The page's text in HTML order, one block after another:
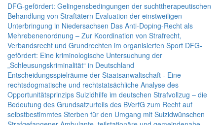
DFG-gefördert: Gelingensbedingungen der suchttherapeutischen
Behandlung von Straftätern Evaluation der einstweiligen
Unterbringung in Niedersachsen Das Anti-Doping-Recht als
Mehrebenenordnung – Zur Koordination von Strafrecht,
Verbandsrecht und Grundrechten im organisierten Sport DFG-
gefördert: Eine kriminologische Untersuchung der
„Schleusungskriminalität“ in Deutschland
Entscheidungsspielräume der Staatsanwaltschaft - Eine
rechtsdogmatische und rechtstatsächliche Analyse des
Opportunitätsprinzips Suizidhilfe im deutschen Strafvollzug – die
Bedeutung des Grundsatzurteils des BVerfG zum Recht auf
selbstbestimmtes Sterben für den Umgang mit Suizidwünschen